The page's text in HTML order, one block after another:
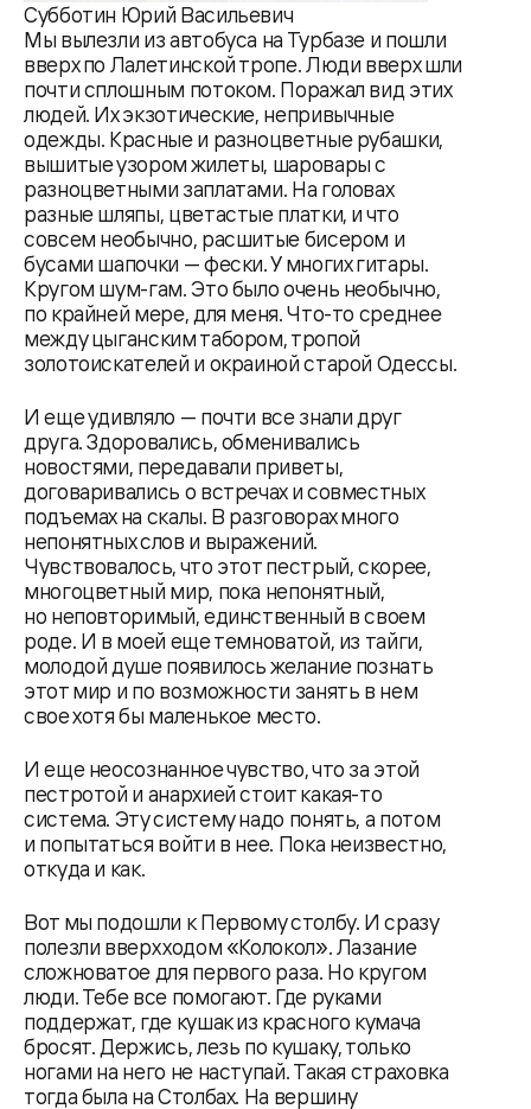
Субботин Юрий Васильевич
Мы вылезли из автобуса на Турбазе и пошли
вверх по Лалетинской тропе. Люди вверх шли
почти сплошным потоком. Поражал вид этих
людей. Их экзотические, непривычные
одежды. Красные и разноцветные рубашки,
вышитые узором жилеты, шаровары с
разноцветными заплатами. На головах
разные шляпы, цветастые платки, и что
совсем необычно, расшитые бисером и
бусами шапочки — фески. У многих гитары.
Кругом шум-гам. Это было очень необычно,
по крайней мере, для меня. Что-то среднее
между цыганским табором, тропой
золотоискателей и окраиной старой Одессы.
И еще удивляло — почти все знали друг
друга. Здоровались, обменивались
новостями, передавали приветы,
договаривались о встречах и совместных
подъемах на скалы. В разговорах много
непонятных слов и выражений.
Чувствовалось, что этот пестрый, скорее,
многоцветный мир, пока непонятный,
но неповторимый, единственный в своем
роде. И в моей еще темноватой, из тайги,
молодой душе появилось желание познать
этот мир и по возможности занять в нем
свое хотя бы маленькое место.
И еще неосознанное чувство, что за этой
пестротой и анархией стоит какая-то
система. Эту систему надо понять, а потом
и попытаться войти в нее. Пока неизвестно,
откуда и как.
Вот мы подошли к Первому столбу. И сразу
полезли вверх ходом «Колокол». Лазание
сложноватое для первого раза. Но кругом
люди. Тебе все помогают. Где руками
поддержат, где кушак из красного кумача
бросят. Держись, лезь по кушаку, только
ногами на него не наступай. Такая страховка
тогда была на Столбах. На вершину